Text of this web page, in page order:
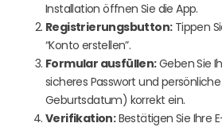
Installation öffnen Sie die App.
Registrierungsbutton:Tippen
“Konto erstellen”.
Formular ausfüllen:Geben Sie
sicheres Passwort und
Geburtsdatum) korrekt ein.
Verifikation:Bestätigen Sie Ihre